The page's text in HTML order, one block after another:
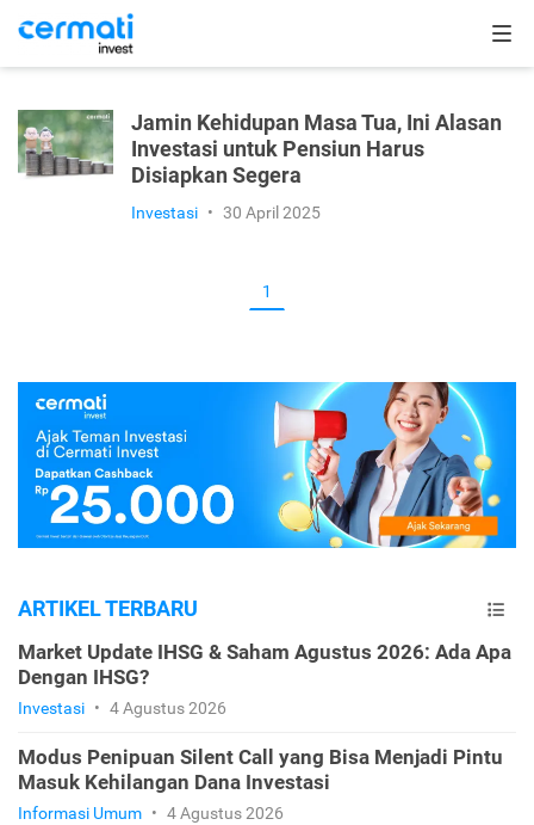
Jamin Kehidupan Masa Tua, Ini Alasan
Investasi untuk Pensiun Harus
Disiapkan Segera
Investasi • 30 April 2025
1
ARTIKEL TERBARU
Market Update IHSG & Saham Agustus 2026: Ada Apa
Dengan IHSG?
Investasi • 4 Agustus 2026
Modus Penipuan Silent Call yang Bisa Menjadi Pintu
Masuk Kehilangan Dana Investasi
Informasi Umum • 4 Agustus 2026